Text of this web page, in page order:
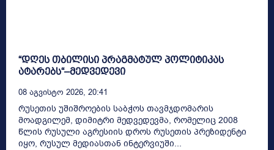
“დღეს თბილისი პრაგმატულ პოლიტიკას
ატარებს“–მედვედევი
08 Აგვისტო 2026, 20:41
რუსეთის უშიშროების საბჭოს თავმჯდომარის
მოადგილემ, დიმიტრი მედვედევმა, რომელიც 2008
წლის რუსული აგრესიის დროს რუსეთის პრეზიდენტი
იყო, რუსულ მედიასთან ინტერვიუში...